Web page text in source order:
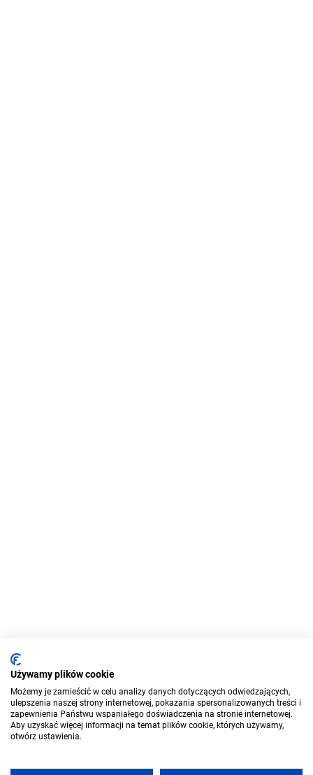
Używamy plików cookie
Możemy je zamieścić w celu analizy danych dotyczących odwiedzających,
ulepszenia naszej strony internetowej, pokazania spersonalizowanych treści i
zapewnienia Państwu wspaniałego doświadczenia na stronie internetowej.
Aby uzyskać więcej informacji na temat plików cookie, których używamy,
otwórz ustawienia.